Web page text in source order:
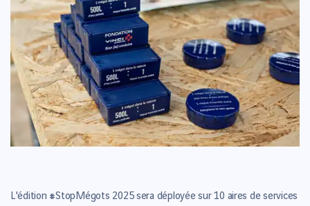
L'édition #StopMégots 2025 sera déployée sur 10 aires de services